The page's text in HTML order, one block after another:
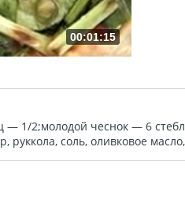
00:01:15
— 1/2;молодой чеснок — 6
соль, оливковое